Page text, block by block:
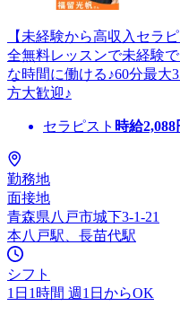
【未経験から高収入セラ
全無料レッスンで未経験
な時間に働ける♪60分最大
方大歓迎♪
セラピスト 時給2,088
勤務地
面接地
青森県八戸市城下3-1-21
本八戸駅、長苗代駅
シフト
1日1時間 週1日からOK